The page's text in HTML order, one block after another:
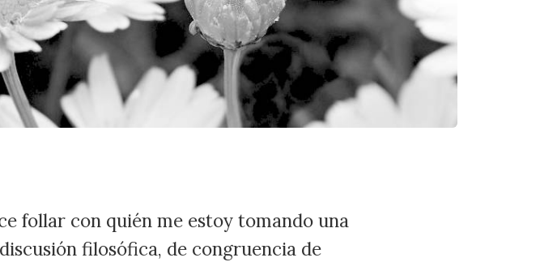
follar con quién me estoy tomando una
filosófica, de congruencia de